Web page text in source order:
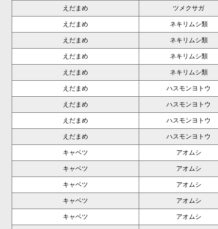
えだまめ ツメクサガ
えだまめ ネキリムシ類
えだまめ ネキリムシ類
えだまめ ネキリムシ類
えだまめ ネキリムシ類
えだまめ ハスモンヨトウ
えだまめ ハスモンヨトウ
えだまめ ハスモンヨトウ
えだまめ ハスモンヨトウ
キャベツ アオムシ
キャベツ アオムシ
キャベツ アオムシ
キャベツ アオムシ
キャベツ アオムシ